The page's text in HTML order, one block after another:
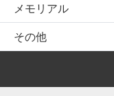
メモリアル
その他